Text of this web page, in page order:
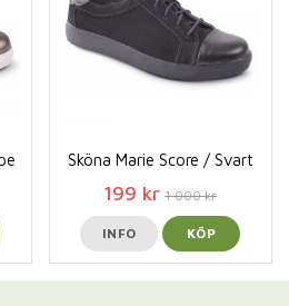
Sköna Marie Score / Svart
199 kr 1 000 kr
INFO KÖP